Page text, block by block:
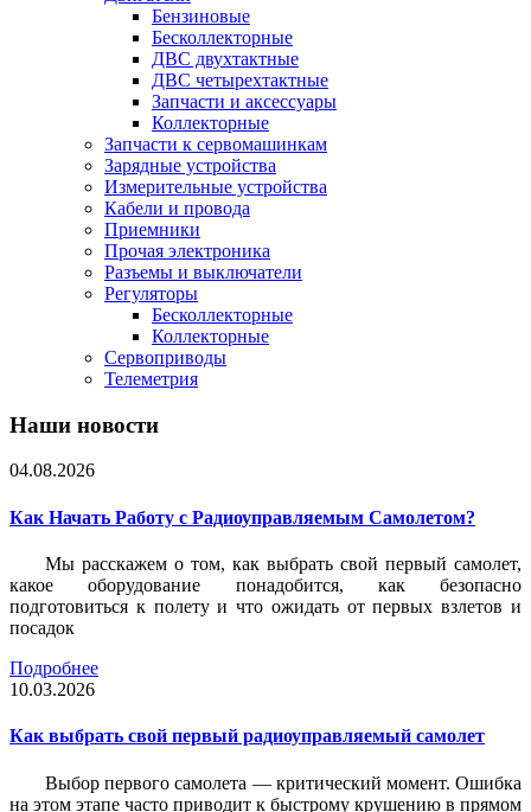
Бензиновые
Бесколлекторные
ДВС двухтактные
ДВС четырехтактные
Запчасти и аксессуары
Коллекторные
Запчасти к сервомашинкам
Зарядные устройства
Измерительные устройства
Кабели и провода
Приемники
Прочая электроника
Разъемы и выключатели
Регуляторы
Бесколлекторные
Коллекторные
Сервоприводы
Телеметрия
Наши новости
04.08.2026
Как Начать Работу с Радиоуправляемым Самолетом?
Мы расскажем о том, как выбрать свой первый самолет,
какое оборудование понадобится, как безопасно
подготовиться к полету и что ожидать от первых взлетов и
посадок
Подробнее
10.03.2026
Как выбрать свой первый радиоуправляемый самолет
Выбор первого самолета — критический момент. Ошибка
на этом этапе часто приводит к быстрому крушению в прямом